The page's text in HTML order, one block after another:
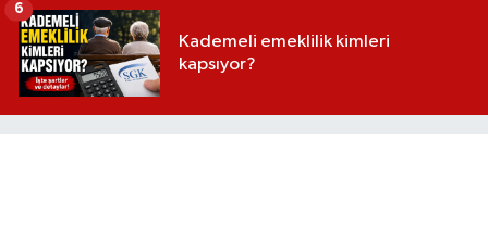
Kademeli emeklilik kimleri
kapsıyor?
6